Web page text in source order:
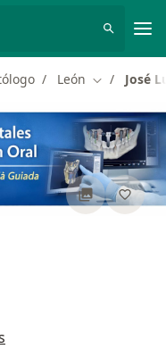
León Cambiar de
José